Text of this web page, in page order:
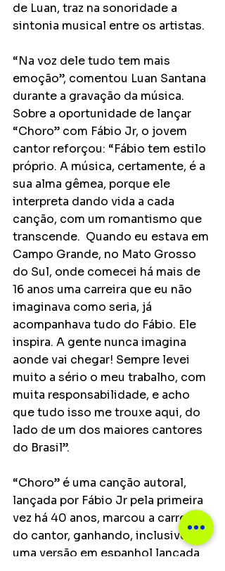
de Luan, traz na sonoridade a
sintonia musical entre os artistas.
“Na voz dele tudo tem mais
emoção”, comentou Luan Santana
durante a gravação da música.
Sobre a oportunidade de lançar
“Choro” com Fábio Jr, o jovem
cantor reforçou: “Fábio tem estilo
próprio. A música, certamente, é a
sua alma gêmea, porque ele
interpreta dando vida a cada
canção, com um romantismo que
transcende.  Quando eu estava em
Campo Grande, no Mato Grosso
do Sul, onde comecei há mais de
16 anos uma carreira que eu não
imaginava como seria, já
acompanhava tudo do Fábio. Ele
inspira. A gente nunca imagina
aonde vai chegar! Sempre levei
muito a sério o meu trabalho, com
muita responsabilidade, e acho
que tudo isso me trouxe aqui, do
lado de um dos maiores cantores
do Brasil”.
“Choro” é uma canção autoral,
lançada por Fábio Jr pela primeira
vez há 40 anos, marcou a carreira
do cantor, ganhando, inclusive,
uma versão em espanhol lançada